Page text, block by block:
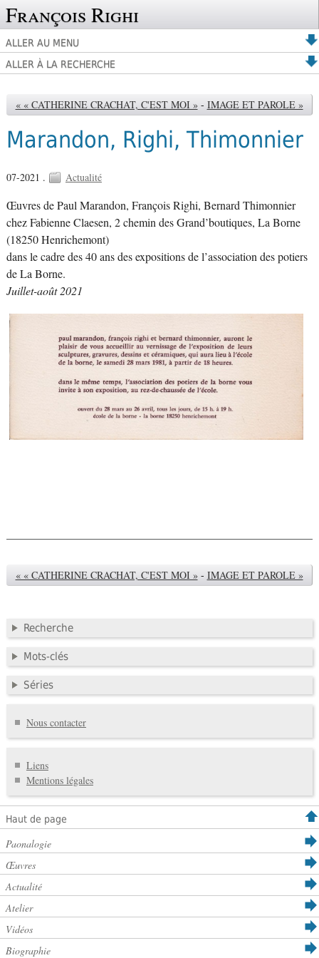
François Righi
ALLER AU MENU
ALLER À LA RECHERCHE
« « CATHERINE CRACHAT, C'EST MOI » - IMAGE ET PAROLE »
Marandon, Righi, Thimonnier
07-2021 . Actualité
Œuvres de Paul Marandon, François Righi, Bernard Thimonnier
chez Fabienne Claesen, 2 chemin des Grand’boutiques, La Borne
(18250 Henrichemont)
dans le cadre des 40 ans des expositions de l’association des potiers
de La Borne.
Juillet-août 2021
« « CATHERINE CRACHAT, C'EST MOI » - IMAGE ET PAROLE »
Recherche
Mots-clés
Séries
Nous contacter
Liens
Mentions légales
Haut de page
Paonalogie
Œuvres
Actualité
Atelier
Vidéos
Biographie